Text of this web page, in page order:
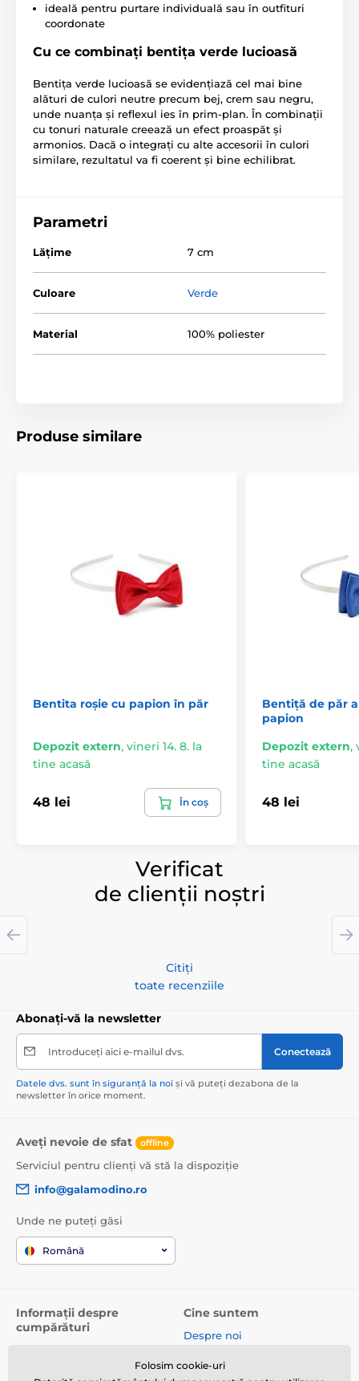
ideală pentru purtare individuală sau în outfituri
coordonate
Cu ce combinați bentița verde lucioasă
Bentița verde lucioasă se evidențiază cel mai bine
alături de culori neutre precum bej, crem sau negru,
unde nuanța și reflexul ies în prim-plan. În combinații
cu tonuri naturale creează un efect proaspăt și
armonios. Dacă o integrați cu alte accesorii în culori
similare, rezultatul va fi coerent și bine echilibrat.
Parametri
Lăţime 7 cm
Culoare Verde
Material 100% poliester
Produse similare
Bentita roșie cu papion în păr
Depozit extern, vineri 14. 8. la
tine acasă
48 lei În coș
Bentiță de păr
papion
Depozit extern,
tine acasă
48 lei
Verificat
de clienții noștri
Citiți
toate recenziile
Abonați-vă la newsletter
Introduceți aici e-mailul dvs. Conectează
Datele dvs. sunt în siguranță la noi și vă puteți dezabona de la
newsletter în orice moment.
Aveți nevoie de sfat offline
Serviciul pentru clienți vă stă la dispoziție
info@galamodino.ro
Unde ne puteți găsi
Română
Informații despre
cumpărături
Cine suntem
Despre noi
Folosim cookie-uri